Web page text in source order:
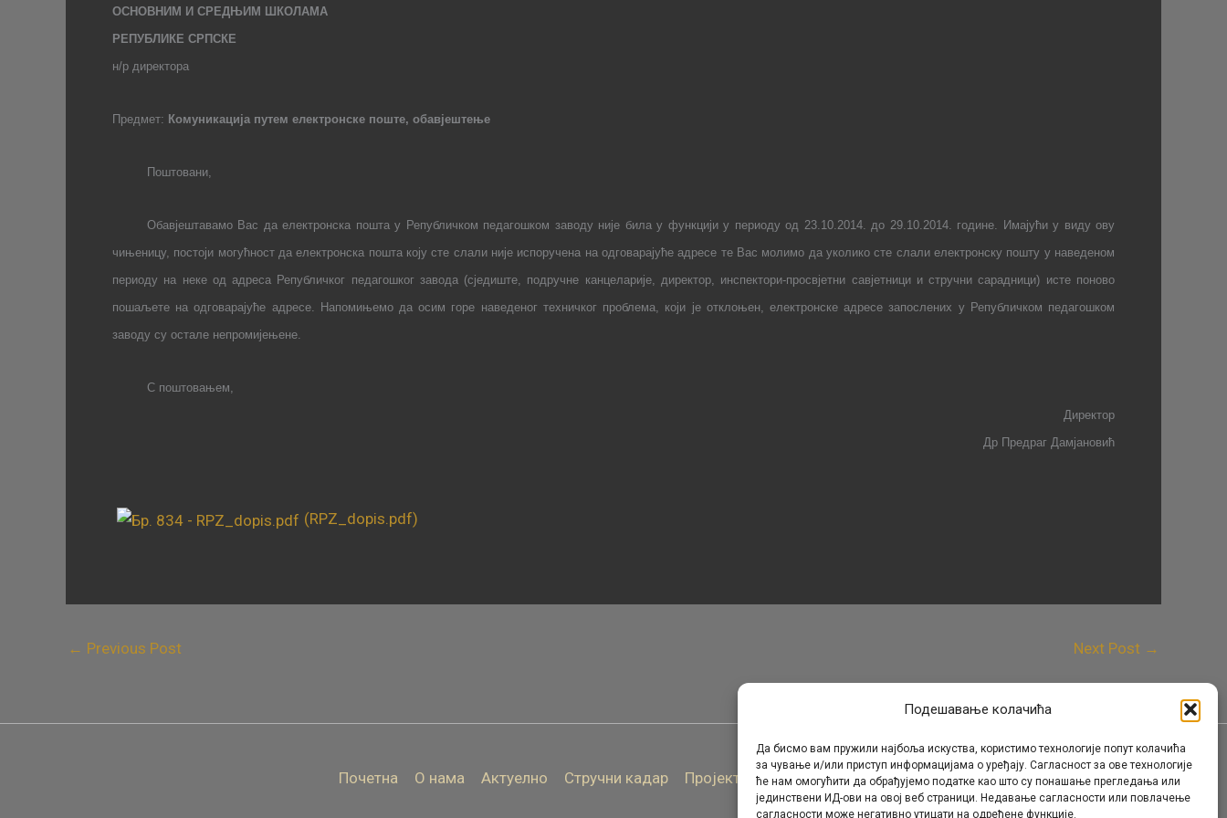
Подешавање колачића
Да бисмо вам пружили најбоља искуства, користимо технологије попут колачића
за чување и/или приступ информацијама о уређају. Сагласност за ове технологије
ће нам омогућити да обрађујемо податке као што су понашање прегледања или
јединствени ИД-ови на овој веб страници. Недавање сагласности или повлачење
сагласности може негативно утицати на одређене функције.
ОСНОВНИМ И СРЕДЊИМ ШКОЛАМА
РЕПУБЛИКЕ СРПСКЕ
н/р директора
Предмет: Комуникација путем електронске поште, обавјештење
Поштовани,
Обавјештавамо Вас да електронска пошта у Републичком педагошком заводу није била у функцији у периоду од 23.10.2014. до 29.10.2014. године. Имајући у виду ову
чињеницу, постоји могућност да електронска пошта коју сте слали није испоручена на одговарајуће адресе те Вас молимо да уколико сте слали електронску пошту у наведеном
периоду на неке од адреса Републичког педагошког завода (сједиште, подручне канцеларије,директор, инспектори-просвјетни савјетници и стручни сарадници) исте поново
пошаљете на одговарајуће адресе. Напомињемо да осим горе наведеног техничког проблема, који је отклоњен, електронске адресе запослених у Републичком педагошком
заводу су остале непромијењене.
С поштовањем,
Директор
Др Предраг Дамјановић
(RPZ_dopis.pdf)
← Previous Post Next Post →
Почетна О нама Актуелно Стручни кадар Пројекти Архива Контакт